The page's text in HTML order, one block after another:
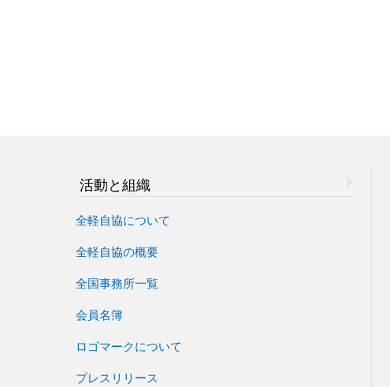
活動と組織
全軽自協について
全軽自協の概要
全国事務所一覧
会員名簿
ロゴマークについて
プレスリリース